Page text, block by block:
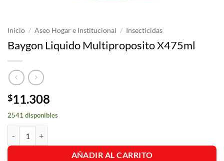
Inicio / Aseo Hogar e Institucional / Insecticidas
Baygon Liquido Multiproposito X475ml
$11.308
2541 disponibles
AÑADIR AL CARRITO